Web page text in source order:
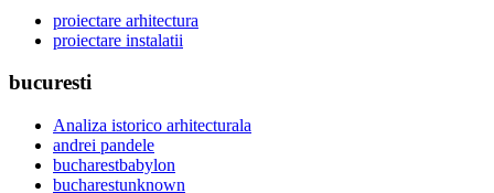
proiectare arhitectura
proiectare instalatii
bucuresti
Analiza istorico arhitecturala
andrei pandele
bucharestbabylon
bucharestunknown